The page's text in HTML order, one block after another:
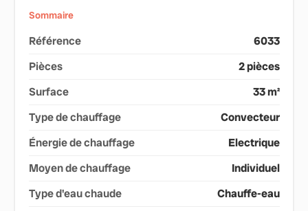
Sommaire
Référence
6033
Pièces
2 pièces
Surface
33 m²
Type de chauffage
Convecteur
Énergie de chauffage
Electrique
Moyen de chauffage
Individuel
Type d'eau chaude
Chauffe-eau